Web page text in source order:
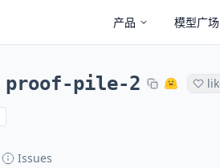
产品 模型广场
proof-pile-2
Issues